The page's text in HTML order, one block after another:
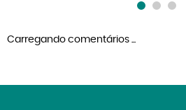
Carregando comentários ...